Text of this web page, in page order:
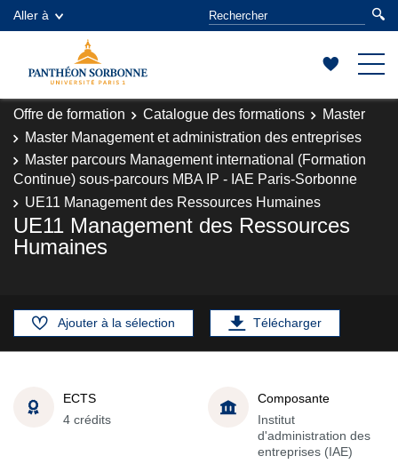
Aller à
Offre de formation Catalogue des formations
Master
Master Management et administration des entreprises
Master parcours Management international (Formation
Continue) sous-parcours MBA IP - IAE Paris-Sorbonne
UE11 Management des Ressources Humaines
UE11 Management des Ressources
Humaines
Ajouter à la sélection Télécharger
ECTS
4 crédits
Composante
Institut
d'administration des
entreprises (IAE)